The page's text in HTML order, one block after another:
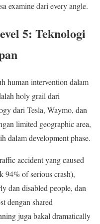
examine dari every angle.
5: Teknologi
human intervention dalam
holy grail dari
dari Tesla, Waymo, dan
limited geographic area,
dalam development phase.
accident yang caused
94% of serious crash),
dan disabled people, dan
dengan shared
juga bakal dramatically